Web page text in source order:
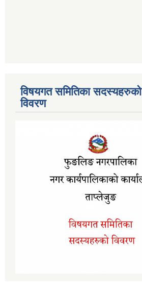
विषयगत समितिका सदस्यहरुको
विवरण